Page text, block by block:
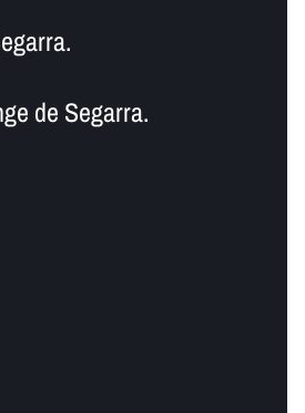
de Segarra.